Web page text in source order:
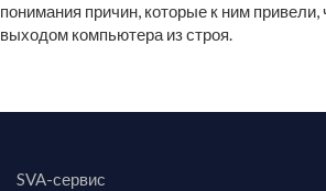
понимания причин, которые к ним
выходом компьютера из строя.
SVA-сервис